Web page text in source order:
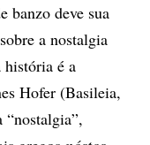
banzo deve sua
a nostalgia
história é a
Hofer (Basileia,
“nostalgia”,